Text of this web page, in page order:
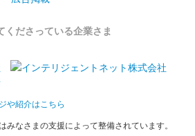
ださっている企業さま
や紹介はこちら
みなさまの支援によって整備されています。